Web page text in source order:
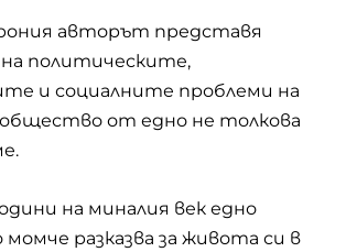
авторът представя
политическите,
и социалните проблеми на
от едно не толкова
на миналия век едно
разказва за живота си в